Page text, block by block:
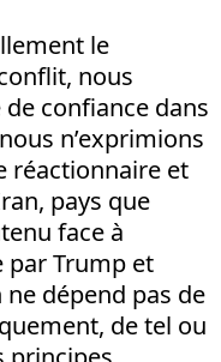
le
nous
confiance dans
n’exprimions
réactionnaire et
pays que
face à
par Trump et
dépend pas de
de tel ou